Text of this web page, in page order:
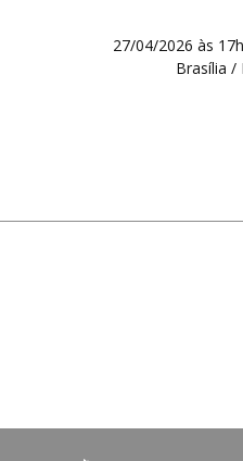
27/04/2026 às
Brasília /